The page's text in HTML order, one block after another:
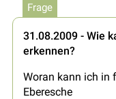
Frage
31.08.2009 - Wie
erkennen?
Woran kann ich in
Eberesche